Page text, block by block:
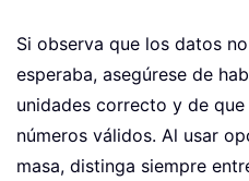
Si observa que los datos
esperaba, asegúrese de
unidades correcto y de
números válidos. Al usar
masa, distinga siempre